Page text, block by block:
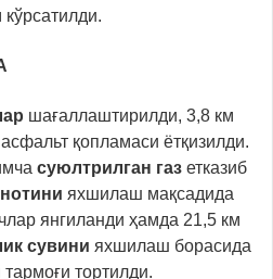
шағаллаштирилди, 3,8 км
қопламаси ётқизилди.
суюлтрилган газ етказиб
ни яхшилаш мақсадида
янгиланди ҳамда 21,5 км
сувини яхшилаш борасида
тортилди.